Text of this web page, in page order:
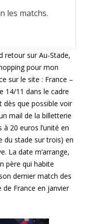
les matchs.
retour sur Au-Stade,
pour mon
sur le site : France –
14/11 dans le cadre
dès que possible voir
mail de la billetterie
20 euros l’unité en
du stade sur trois) en
La date m’arrange,
père qui habite
dernier match des
de France en janvier